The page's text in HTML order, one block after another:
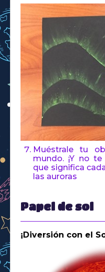
Muéstrale tu
mundo. ¡Y no
que significa
las auroras
Papel de sol
¡Diversión con el